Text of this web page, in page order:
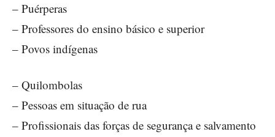
– Puérperas
– Professores do ensino básico e superior
– Povos indígenas
– Quilombolas
– Pessoas em situação de rua
– Profissionais das forças de segurança e salvamento